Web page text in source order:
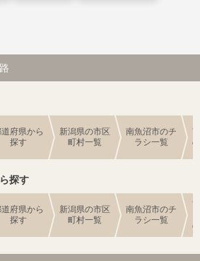
府県から
探す
新潟県の市区
町村一覧
南魚沼市のチ
ラシ一覧
探す
府県から
探す
新潟県の市区
町村一覧
南魚沼市のチ
ラシ一覧